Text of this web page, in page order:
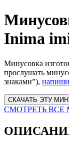
Inima
Минусовка
прослушать
знаками”),
Website
URL
СМОТРЕТЬ